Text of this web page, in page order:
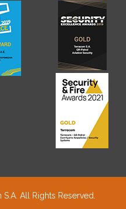
All Rights Reserved.